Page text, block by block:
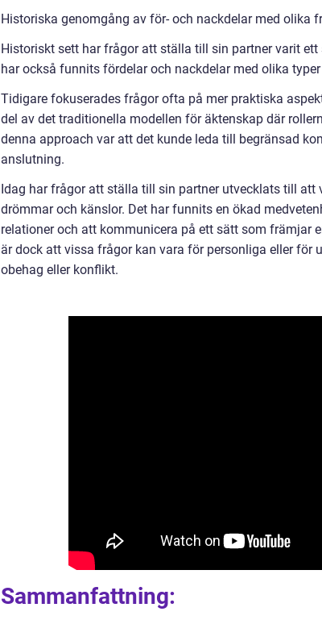
Historiska genomgång av för- och nackdelar med olika
Historiskt sett har frågor att ställa till sin partner varit
har också funnits fördelar och nackdelar med olika
Tidigare fokuserades frågor ofta på mer praktiska
del av det traditionella modellen för äktenskap där
denna approach var att det kunde leda till begränsad
anslutning.
Idag har frågor att ställa till sin partner utvecklats till att
drömmar och känslor. Det har funnits en ökad
relationer och att kommunicera på ett sätt som främjar
är dock att vissa frågor kan vara för personliga eller för
obehag eller konflikt.
Sammanfattning: